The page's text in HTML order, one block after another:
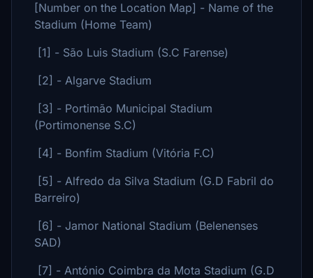
[Number on the Location Map] - Name of the
Stadium (Home Team)
[1] - São Luis Stadium (S.C Farense)
[2] - Algarve Stadium
[3] - Portimão Municipal Stadium
(Portimonense S.C)
[4] - Bonfim Stadium (Vitória F.C)
[5] - Alfredo da Silva Stadium (G.D Fabril do
Barreiro)
[6] - Jamor National Stadium (Belenenses
SAD)
[7] - António Coimbra da Mota Stadium (G.D